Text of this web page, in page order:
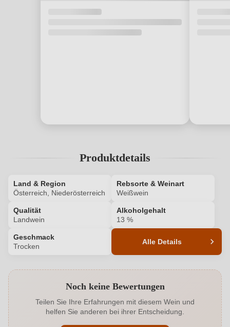
Produktdetails
Land & Region
Österreich, Niederösterreich
Rebsorte & Weinart
Weißwein
Qualität
Landwein
Alkoholgehalt
13 %
Geschmack
Trocken
Alle Details
Alkoholgehalt in % 13 %
Allergene Enthält Sulfite
Noch keine Bewertungen
Teilen Sie Ihre Erfahrungen mit diesem Wein und
helfen Sie anderen bei ihrer Entscheidung.